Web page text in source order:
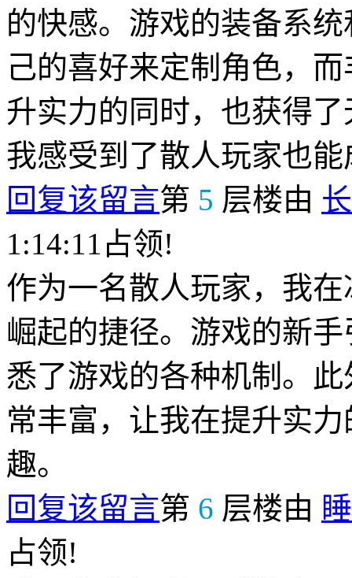
的快感。游戏的装备系
己的喜好来定制角色，
升实力的同时，也获得
我感受到了散人玩家也
回复该留言第 5 层楼由
1:14:11占领!
作为一名散人玩家，我
崛起的捷径。游戏的新
悉了游戏的各种机制。
常丰富，让我在提升实
趣。
回复该留言第 6 层楼由
占领!